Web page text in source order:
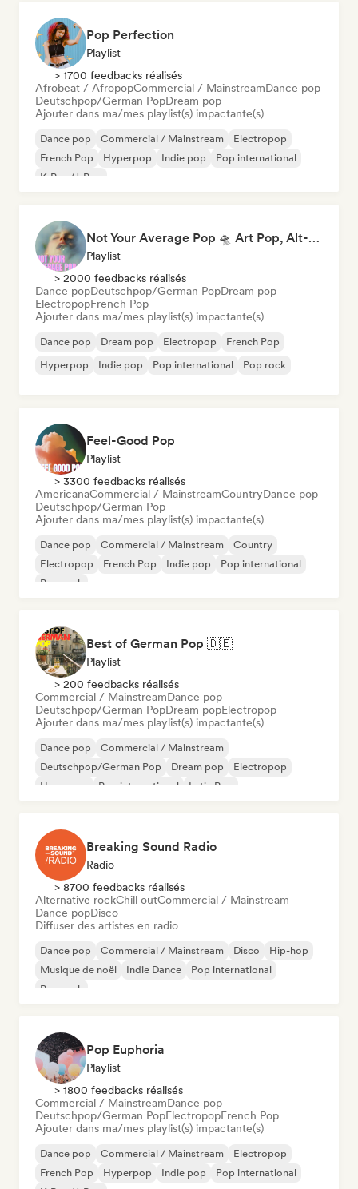
Pop Perfection
Playlist
> 1700 feedbacks réalisés
Afrobeat / AfropopCommercial / MainstreamDance pop
Deutschpop/German PopDream pop
Ajouter dans ma/mes playlist(s) impactante(s)
Dance pop Commercial / Mainstream
Electropop
French Pop
Hyperpop Indie pop
Pop international
K-Pop/J-Pop
Not Your Average Pop 🛸 Art Pop, Alt-Pop & Indie Pop
Playlist
> 2000 feedbacks réalisés
Dance popDeutschpop/German PopDream pop
ElectropopFrench Pop
Ajouter dans ma/mes playlist(s) impactante(s)
Dance pop Dream pop Electropop
French Pop
Hyperpop
Indie pop Pop international Pop rock
Feel-Good Pop
Playlist
> 3300 feedbacks réalisés
AmericanaCommercial / MainstreamCountryDance pop
Deutschpop/German Pop
Ajouter dans ma/mes playlist(s) impactante(s)
Dance pop Commercial / Mainstream
Country
Electropop
French Pop Indie pop
Pop international
Pop rock
Best of German Pop 🇩🇪
Playlist
> 200 feedbacks réalisés
Commercial / MainstreamDance pop
Deutschpop/German PopDream popElectropop
Ajouter dans ma/mes playlist(s) impactante(s)
Dance pop
Commercial / Mainstream
Deutschpop/German Pop
Dream pop
Electropop
Hyperpop
Pop international Latin Pop
Breaking Sound Radio
Radio
> 8700 feedbacks réalisés
Alternative rockChill outCommercial / Mainstream
Dance popDisco
Diffuser des artistes en radio
Dance pop Commercial / Mainstream Disco
Hip-hop
Musique de noël
Indie Dance
Pop international
Pop rock
Pop Euphoria
Playlist
> 1800 feedbacks réalisés
Commercial / MainstreamDance pop
Deutschpop/German PopElectropopFrench Pop
Ajouter dans ma/mes playlist(s) impactante(s)
Dance pop Commercial / Mainstream
Electropop
French Pop
Hyperpop Indie pop
Pop international